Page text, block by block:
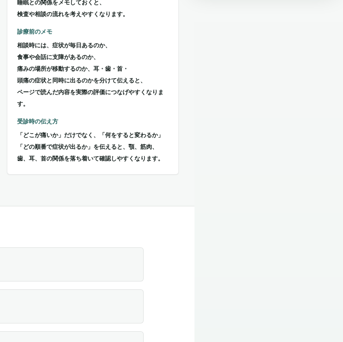
睡眠との関係をメモしておくと、
検査や相談の流れを考えやすくなります。
診療前のメモ
相談時には、症状が毎日あるのか、
食事や会話に支障があるのか、
痛みの場所が移動するのか、耳・歯・首・
頭痛の症状と同時に出るのかを分けて伝えると、
ページで読んだ内容を実際の評価につなげやすくなりま
す。
受診時の伝え方
「どこが痛いか」だけでなく、「何をすると変わるか」
「どの順番で症状が出るか」を伝えると、顎、筋肉、
歯、耳、首の関係を落ち着いて確認しやすくなります。